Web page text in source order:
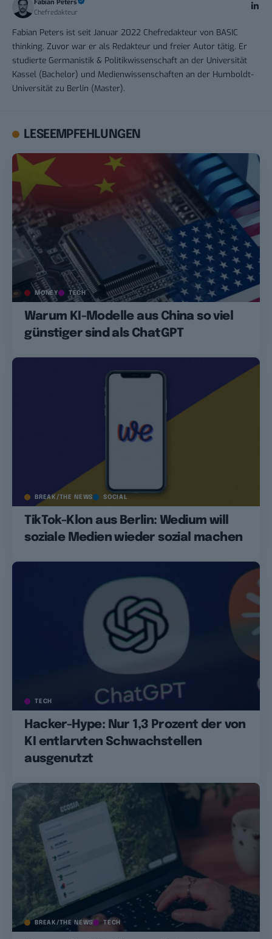
Fabian Peters
Chefredakteur
Fabian Peters ist seit Januar 2022 Chefredakteur von BASIC
thinking. Zuvor war er als Redakteur und freier Autor tätig. Er
studierte Germanistik & Politikwissenschaft an der Universität
Kassel (Bachelor) und Medienwissenschaften an der Humboldt-
Universität zu Berlin (Master).
LESEEMPFEHLUNGEN
MONEY TECH
Warum KI-Modelle aus China so viel
günstiger sind als ChatGPT
BREAK/THE NEWS SOCIAL
TikTok-Klon aus Berlin: Wedium will
soziale Medien wieder sozial machen
TECH
Hacker-Hype: Nur 1,3 Prozent der von
KI entlarvten Schwachstellen
ausgenutzt
BREAK/THE NEWS TECH